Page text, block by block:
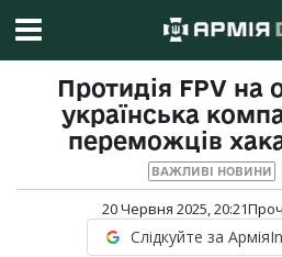
Протидія FPV на
українська
переможців
ВАЖЛИВІ НОВИНИ
20 Червня 2025, 20:21
Слідкуйте за